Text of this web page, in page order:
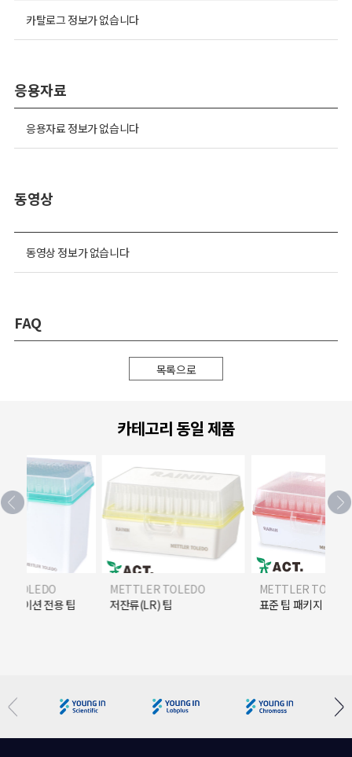
카탈로그 정보가 없습니다
응용자료
응용자료 정보가 없습니다
동영상
동영상 정보가 없습니다
FAQ
목록으로
카테고리 동일 제품
TOLEDO
METTLER TOLEDO
표준 팁 패키지
METTLER
High-Throughput